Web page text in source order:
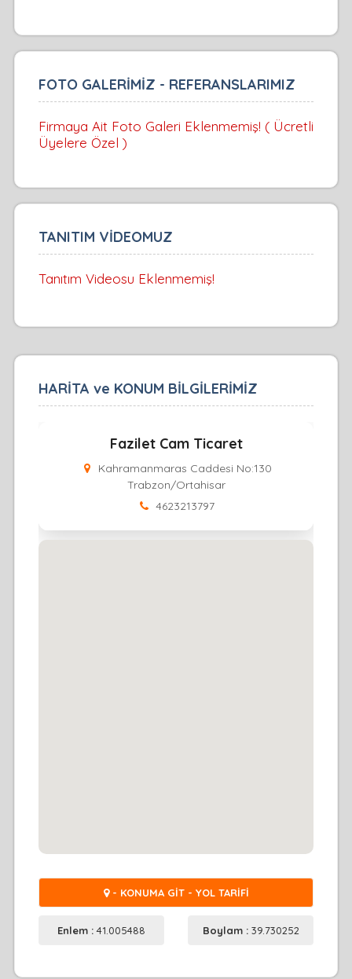
FOTO GALERİMİZ - REFERANSLARIMIZ
Firmaya Ait Foto Galeri Eklenmemiş! ( Ücretli
Üyelere Özel )
TANITIM VİDEOMUZ
Tanıtım Videosu Eklenmemiş!
HARİTA ve KONUM BİLGİLERİMİZ
Fazilet Cam Ticaret
Kahramanmaras Caddesi No:130
Trabzon/Ortahisar
4623213797
- KONUMA GİT - YOL TARİFİ
Enlem :41.005488 Boylam : 39.730252